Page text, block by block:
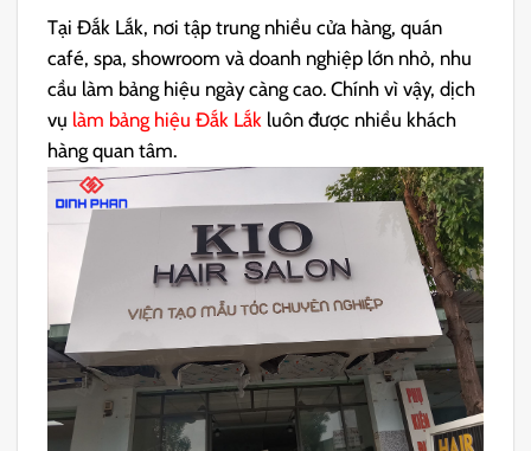
Tại Đắk Lắk, nơi tập trung nhiều cửa hàng, quán
café, spa, showroom và doanh nghiệp lớn nhỏ, nhu
cầu làm bảng hiệu ngày càng cao. Chính vì vậy, dịch
vụ làm bảng hiệu Đắk Lắk luôn được nhiều khách
hàng quan tâm.